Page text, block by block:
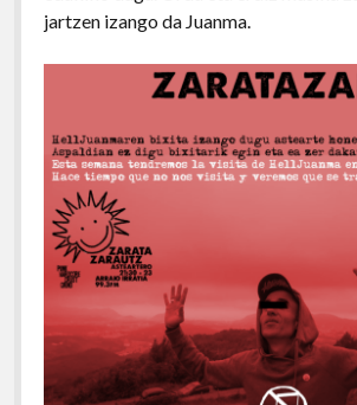
jartzen izango da Juanma.